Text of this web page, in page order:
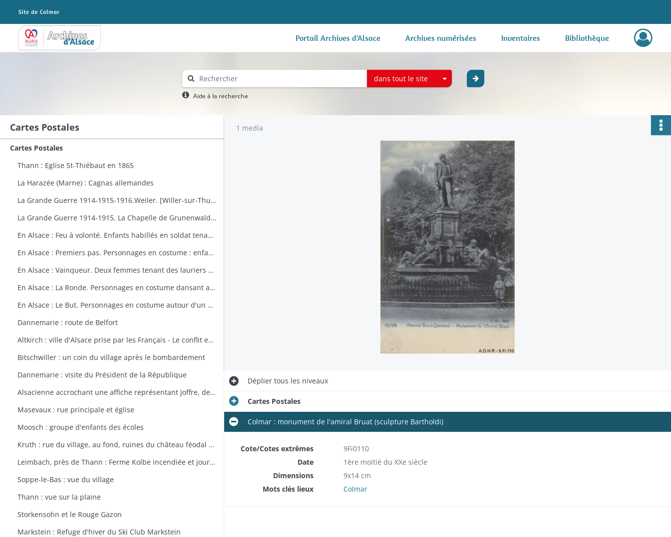
Archives Alsace - Colmar Portail Archives d'Alsace Archives numérisées Inventaires Bibliothèque
dans tout le site
Aide à la recherche
Cartes Postales
Cartes Postales
Thann : Eglise St-Thiébaut en 1865
La Harazée (Marne) : Cagnas allemandes
La Grande Guerre 1914-1915-1916.Weiler. [Willer-sur-Thur] : vue générale
La Grande Guerre 1914-1915. La Chapelle de Grunenwald près de Uderdersept habillés en soldat tenant un fusil. Dessin par Delalain.
En Alsace : Feu à volonté. Enfants habillés en soldat tenant un fusil. Dessin par Delalain.
En Alsace : Premiers pas. Personnages en costume : enfant allant vers le drapeau français. Dessin par Delalain.
En Alsace : Vainqueur. Deux femmes tenant des lauriers et un homme en costume. Dessin par Delalain.
En Alsace : La Ronde. Personnages en costume dansant autour du drapeau français. Dessin par Delalain.
En Alsace : Le But. Personnages en costume autour d'un drapeau français. Dessin par Delalain
Dannemarie : route de Belfort
Altkirch : ville d'Alsace prise par les Français - Le conflit européen en 1914
Bitschwiller : un coin du village après le bombardement
Dannemarie : visite du Président de la République
Alsacienne accrochant une affiche représentant Joffre, dessin de Th. CROY
Masevaux : rue principale et église
Moosch : groupe d'enfants des écoles
Kruth : rue du village, au fond, ruines du château féodal de Wildenstein
Leimbach, près de Thann : Ferme Kolbe incendiée et journellement bombardée avec les dépendances en ruines
Soppe-le-Bas : vue du village
Thann : vue sur la plaine
Storkensohn et le Rouge Gazon
Markstein : Refuge d'hiver du Ski Club Markstein
1 media
Dépliertous les niveaux
Cartes Postales
Colmar : monument de l'amiral Bruat (sculpture Bartholdi)
Cote/Cotes extrêmes
9Fi0110
Date
1ère moitié du XXe siècle
Dimensions
9x14 cm
Mots clés lieux
Colmar